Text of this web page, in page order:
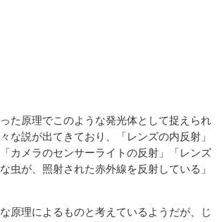
た原理でこのような発光体として捉えられ
な説が出てきており、「レンズの内反射」
「カメラのセンサーライトの反射」「レンズ
虫が、照射された赤外線を反射している」
原理によるものと考えているようだが、じ